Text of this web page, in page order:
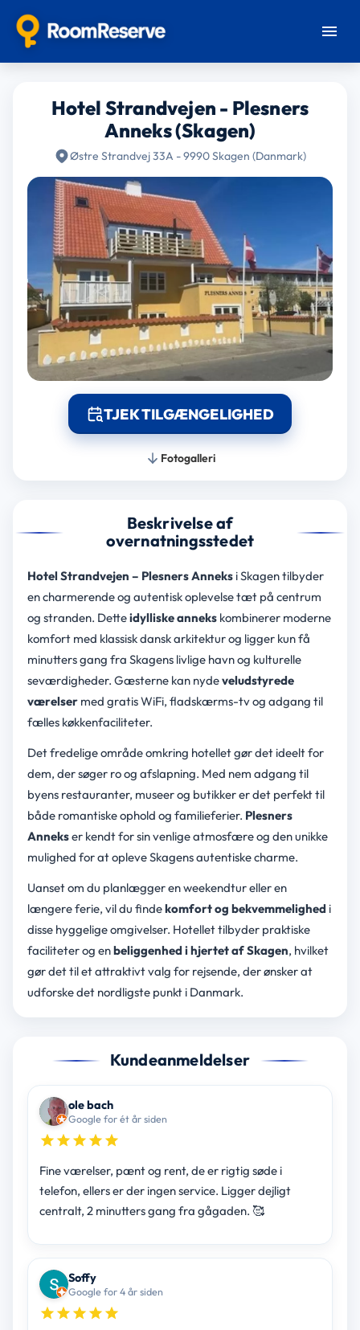
Hotel Strandvejen - Plesners
Anneks (Skagen)
Østre Strandvej 33A - 9990 Skagen (Danmark)
TJEK TILGÆNGELIGHED
Fotogalleri
Beskrivelse af
overnatningsstedet
Hotel Strandvejen – Plesners Anneksi Skagen tilbyder
en charmerende og autentisk oplevelse tæt på centrum
og stranden. Detteidylliske annekskombinerer moderne
komfort med klassisk dansk arkitektur og ligger kun få
minutters gang fra Skagens livlige havn og kulturelle
seværdigheder. Gæsterne kan nydeveludstyrede
værelsermed gratis WiFi, fladskærms-tv og adgang til
fælles køkkenfaciliteter.
Det fredelige område omkring hotellet gør det ideelt for
dem, der søger ro og afslapning. Med nem adgang til
byens restauranter, museer og butikker er det perfekt til
både romantiske ophold og familieferier. Plesners
Annekser kendt for sin venlige atmosfære og den unikke
mulighed for at opleve Skagens autentiske charme.
Uanset om du planlægger en weekendtur eller en
længere ferie, vil du findekomfort og bekvemmelighedi
disse hyggelige omgivelser. Hotellet tilbyder praktiske
faciliteter og enbeliggenhed i hjertet af Skagen, hvilket
gør det til et attraktivt valg for rejsende, der ønsker at
udforske det nordligste punkt i Danmark.
Kundeanmeldelser
ole bach
Google for ét år siden
Fine værelser, pænt og rent, de er rigtig søde i
telefon, ellers er der ingen service. Ligger dejligt
centralt, 2 minutters gang fra gågaden. 🥰
Soffy
Google for 4 år siden